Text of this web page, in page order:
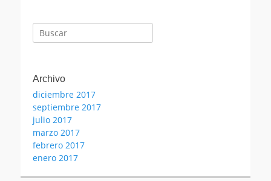
Buscar:
Archivo
diciembre 2017
septiembre 2017
julio 2017
marzo 2017
febrero 2017
enero 2017